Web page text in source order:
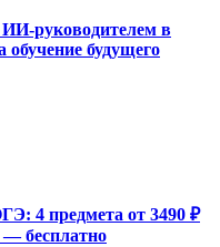
ИИ-руководителем в
обучение будущего
4 предмета от 3490 ₽
— бесплатно